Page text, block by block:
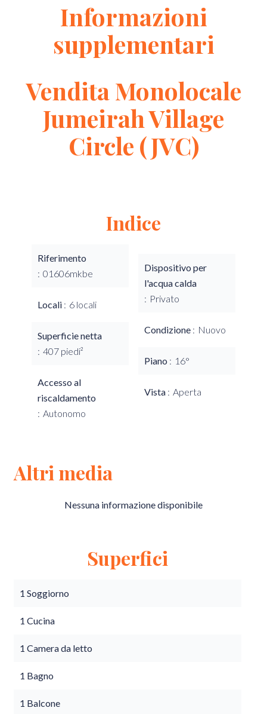
Informazioni
supplementari
Vendita Monolocale
Jumeirah Village
Circle (JVC)
Indice
Riferimento
01606mkbe
Locali 6 locali
Superficie netta
407 piedi²
Accesso al
riscaldamento
Autonomo
Dispositivo per
l'acqua calda
Privato
Condizione Nuovo
Piano 16°
Vista Aperta
Altri media
Nessuna informazione disponibile
Superfici
1 Soggiorno
1 Cucina
1 Camera da letto
1 Bagno
1 Balcone